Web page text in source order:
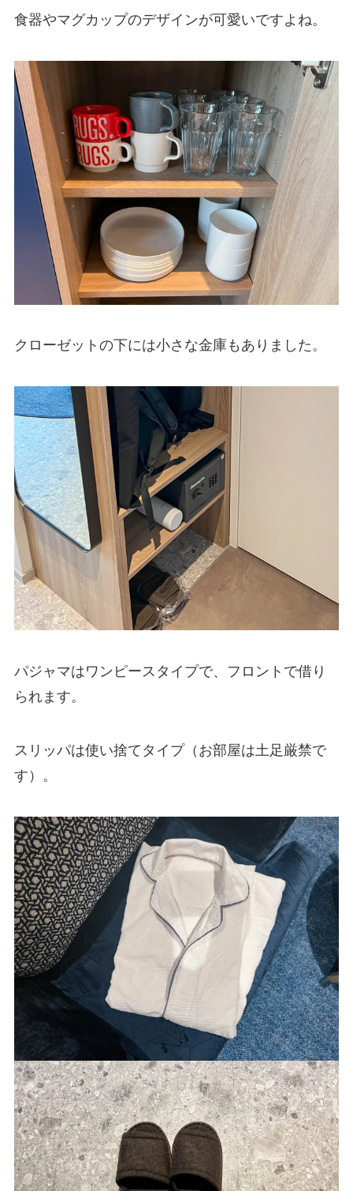
食器やマグカップのデザインが可愛いですよね。
クローゼットの下には小さな金庫もありました。
パジャマはワンピースタイプで、フロントで借り
られます。
スリッパは使い捨てタイプ（お部屋は土足厳禁で
す）。